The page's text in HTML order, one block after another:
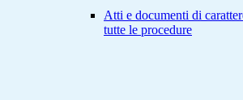
Atti e documenti di
tutte le procedure